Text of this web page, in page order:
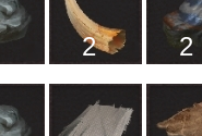
2 2